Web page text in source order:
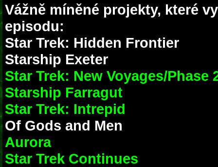
Vážně míněné projekty, které
episodu:
Star Trek: Hidden Frontier
Starship Exeter
Star Trek: New Voyages/Phase
Starship Farragut
Star Trek: Intrepid
Of Gods and Men
Aurora
Star Trek Continues